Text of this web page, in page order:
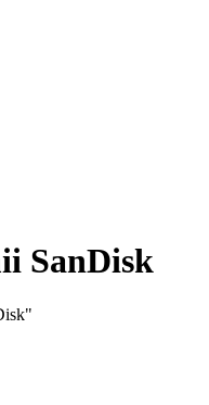
SanDisk